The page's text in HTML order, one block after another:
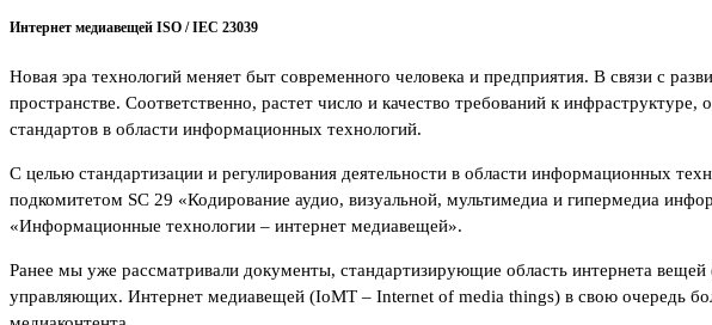
Интернет медиавещей ISO / IEC 23039
Новая эра технологий меняет быт современного человека и предприятия. В связи с
пространстве. Соответственно, растет число и качество требований к
стандартов в области информационных технологий.
С целью стандартизации и регулирования деятельности в области информационных
подкомитетом SC 29 «Кодирование аудио, визуальной, мультимедиа и гипермедиа
«Информационные технологии – интернет медиавещей».
Ранее мы уже рассматривали документы, стандартизирующие область интернета
управляющих. Интернет медиавещей (IoMT – Internet of media things) в свою очередь